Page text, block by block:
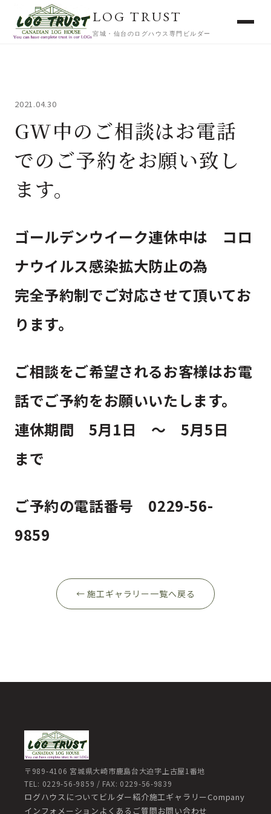
LOG TRUST
宮城・仙台のログハウス専門ビルダー
2021.04.30
GW中のご相談はお電話
でのご予約をお願い致し
ます。
ゴールデンウイーク連休中は コロ
ナウイルス感染拡大防止の為
完全予約制でご対応させて頂いてお
ります。
ご相談をご希望されるお客様はお電
話でご予約をお願いいたします。
連休期間 5月1日 ～ 5月5日
まで
ご予約の電話番号 0229-56-
9859
← 施工ギャラリー一覧へ戻る
〒989-4106 宮城県大崎市鹿島台大迫字上古屋1番地
TEL: 0229-56-9859 / FAX: 0229-56-9839
ログハウスについて ビルダー紹介施工ギャラリーCompany
インフォメーション よくあるご質問お問い合わせ